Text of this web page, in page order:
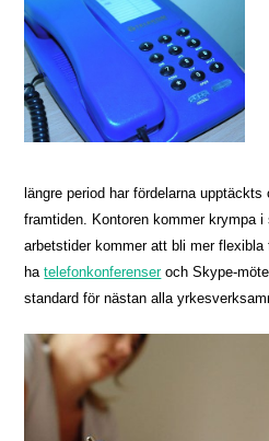
längre period har fördelarna
framtiden. Kontoren kommer krympa
arbetstider kommer att bli mer
hatelefonkonferenseroch Skype-
standard för nästan alla